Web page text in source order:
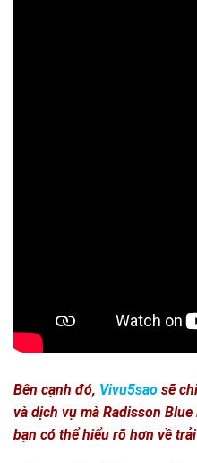
Bên cạnh đó, Vivu5sao sẽ
và dịch vụ mà Radisson
bạn có thể hiểu rõ hơn về